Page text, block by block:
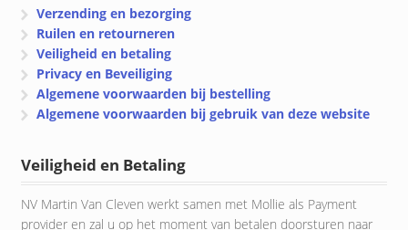
Verzending en bezorging
Ruilen en retourneren
Veiligheid en betaling
Privacy en Beveiliging
Algemene voorwaarden bij bestelling
Algemene voorwaarden bij gebruik van deze website
Veiligheid en Betaling
NV Martin Van Cleven werkt samen met Mollie als Payment
provider en zal u op het moment van betalen doorsturen naar